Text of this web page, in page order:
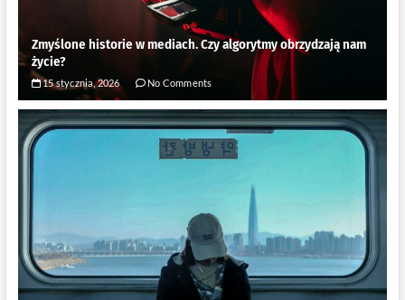
Zmyślone historie w mediach. Czy algorytmy obrzydzają nam
życie?
15 stycznia, 2026 No Comments